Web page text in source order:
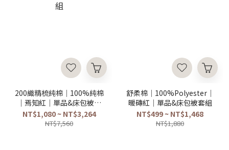
200織精梳純棉｜100%純棉
｜焉知紅｜單品&床包被套
組
NT$1,080 ~ NT$3,264
NT$7,560
舒柔棉｜100%Polyester｜
暖磚紅｜單品&床包被套組
NT$499 ~ NT$1,468
NT$1,880